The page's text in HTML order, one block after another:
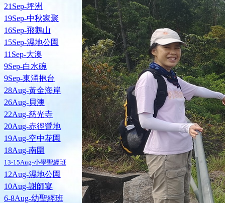
21Sep-坪洲
19Sep-中秋家聚
16Sep-飛鵝山
15Sep-濕地公園
11Sep-大澳
9Sep-白水碗
9Sep-東涌抱台
28Aug-黃金海岸
26Aug-貝澳
22Aug-慈光寺
20Aug-赤徑營地
19Aug-空中花園
18Aug-南圍
13-15Aug-小學聖經班
12Aug-濕地公園
10Aug-謝師宴
6-8Aug-幼聖經班